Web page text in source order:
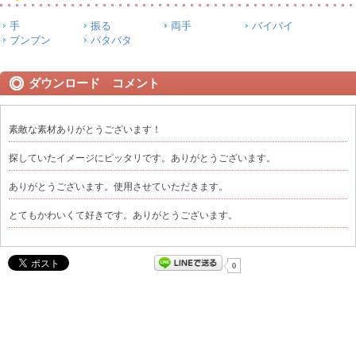
手 振る 両手
バイバイ
ブンブン
バタバタ
ダウンロード コメント
素敵な素材ありがとうございます！
探していたイメージにピッタリです。ありがとうございます。
ありがとうございます。使用させていただきます。
とてもかわいくて好きです。ありがとうございます。
0